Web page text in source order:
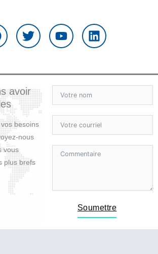
w
i
t
e
r
o
u
t
b
e
i
n
k
d
i
avoir
besoins
nous
vous
plus brefs
Soumettre